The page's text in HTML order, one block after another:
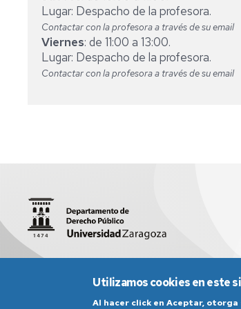
Lugar: Despacho de la profesora.
Contactar con la profesora a través de su email
Viernes: de 11:00 a 13:00.
Lugar: Despacho de la profesora.
Contactar con la profesora a través de su email
Utilizamos cookies en este
Al hacer click en Aceptar,